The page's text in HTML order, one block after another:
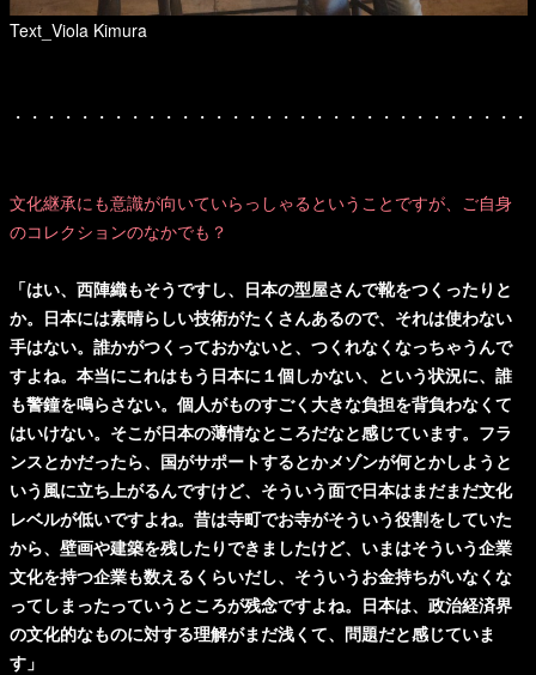
Text_Viola Kimura
・・・・・・・・・・・・・・・・・・・・・・・・・・・・・・
文化継承にも意識が向いていらっしゃるということですが、ご自身
のコレクションのなかでも？
「はい、西陣織もそうですし、日本の型屋さんで靴をつくったりと
か。日本には素晴らしい技術がたくさんあるので、それは使わない
手はない。誰かがつくっておかないと、つくれなくなっちゃうんで
すよね。本当にこれはもう日本に１個しかない、という状況に、誰
も警鐘を鳴らさない。個人がものすごく大きな負担を背負わなくて
はいけない。そこが日本の薄情なところだなと感じています。フラ
ンスとかだったら、国がサポートするとかメゾンが何とかしようと
いう風に立ち上がるんですけど、そういう面で日本はまだまだ文化
レベルが低いですよね。昔は寺町でお寺がそういう役割をしていた
から、壁画や建築を残したりできましたけど、いまはそういう企業
文化を持つ企業も数えるくらいだし、そういうお金持ちがいなくな
ってしまったっていうところが残念ですよね。日本は、政治経済界
の文化的なものに対する理解がまだ浅くて、問題だと感じていま
す」